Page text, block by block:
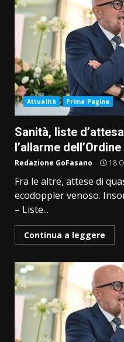
Attualità Prima Pagina
Sanità, liste
l’allarme
Redazione GoFasano 18
Fra le altre, attese di
ecodoppler venoso.
– Liste...
Continua a leggere